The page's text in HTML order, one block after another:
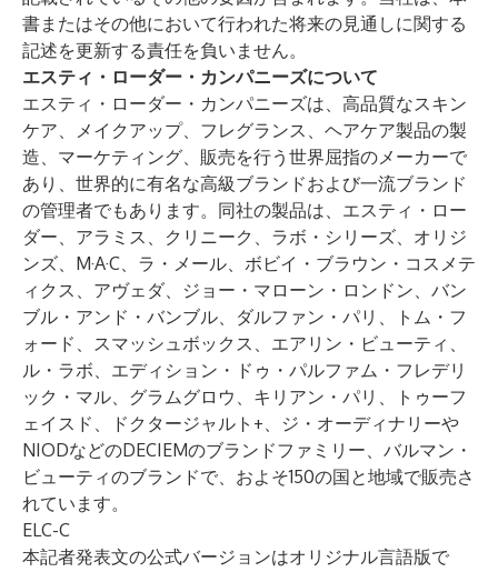
書またはその他において行われた将来の見通しに関する
記述を更新する責任を負いません。
エスティ・ローダー・カンパニーズについて
エスティ・ローダー・カンパニーズは、高品質なスキン
ケア、メイクアップ、フレグランス、ヘアケア製品の製
造、マーケティング、販売を行う世界屈指のメーカーで
あり、世界的に有名な高級ブランドおよび一流ブランド
の管理者でもあります。同社の製品は、エスティ・ロー
ダー、アラミス、クリニーク、ラボ・シリーズ、オリジ
ンズ、M·A·C、ラ・メール、ボビイ・ブラウン・コスメテ
ィクス、アヴェダ、ジョー・マローン・ロンドン、バン
ブル・アンド・バンブル、ダルファン・パリ、トム・フ
ォード、スマッシュボックス、エアリン・ビューティ、
ル・ラボ、エディション・ドゥ・パルファム・フレデリ
ック・マル、グラムグロウ、キリアン・パリ、トゥーフ
ェイスド、ドクタージャルト+、ジ・オーディナリーや
NIODなどのDECIEMのブランドファミリー、バルマン・
ビューティのブランドで、およそ150の国と地域で販売さ
れています。
ELC-C
本記者発表文の公式バージョンはオリジナル言語版で